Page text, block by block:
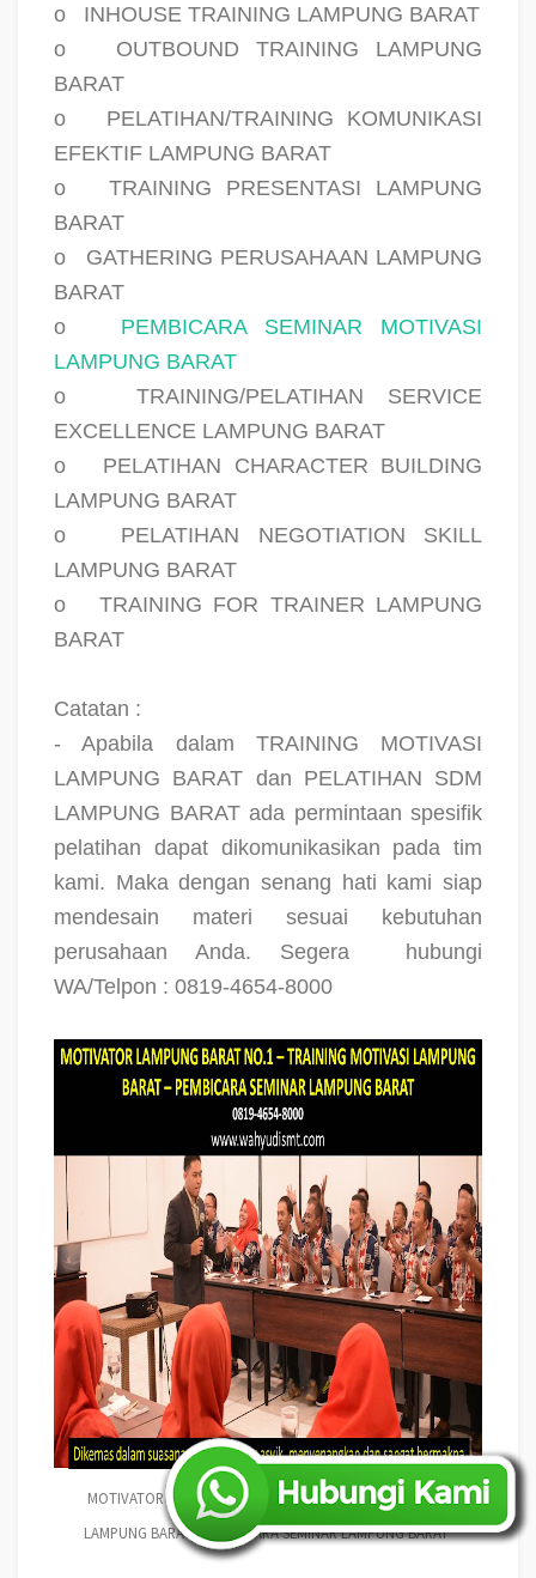
o
INHOUSE TRAINING LAMPUNG BARAT
o
OUTBOUND TRAINING LAMPUNG
BARAT
o
PELATIHAN/TRAINING KOMUNIKASI
EFEKTIF LAMPUNG BARAT
o
TRAINING PRESENTASI LAMPUNG
BARAT
o
GATHERING PERUSAHAAN LAMPUNG
BARAT
o
PEMBICARA SEMINAR MOTIVASI
LAMPUNG BARAT
o
TRAINING/PELATIHAN SERVICE
EXCELLENCE LAMPUNG BARAT
o
PELATIHAN CHARACTER BUILDING
LAMPUNG BARAT
o
PELATIHAN NEGOTIATION SKILL
LAMPUNG BARAT
o
TRAINING FOR TRAINER LAMPUNG
BARAT
Catatan :
- Apabila dalam TRAINING MOTIVASI
LAMPUNG BARAT dan PELATIHAN SDM
LAMPUNG BARAT ada permintaan spesifik
pelatihan dapat dikomunikasikan pada tim
kami. Maka dengan senang hati kami siap
mendesain materi sesuai kebutuhan
perusahaan Anda. Segera
hubungi
WA/Telpon : 0819-4654-8000
MOTIVATOR LAMPUNG BARAT NO.1 – TRAINING MOTIVASI
LAMPUNG BARAT – PEMBICARA SEMINAR LAMPUNG BARAT